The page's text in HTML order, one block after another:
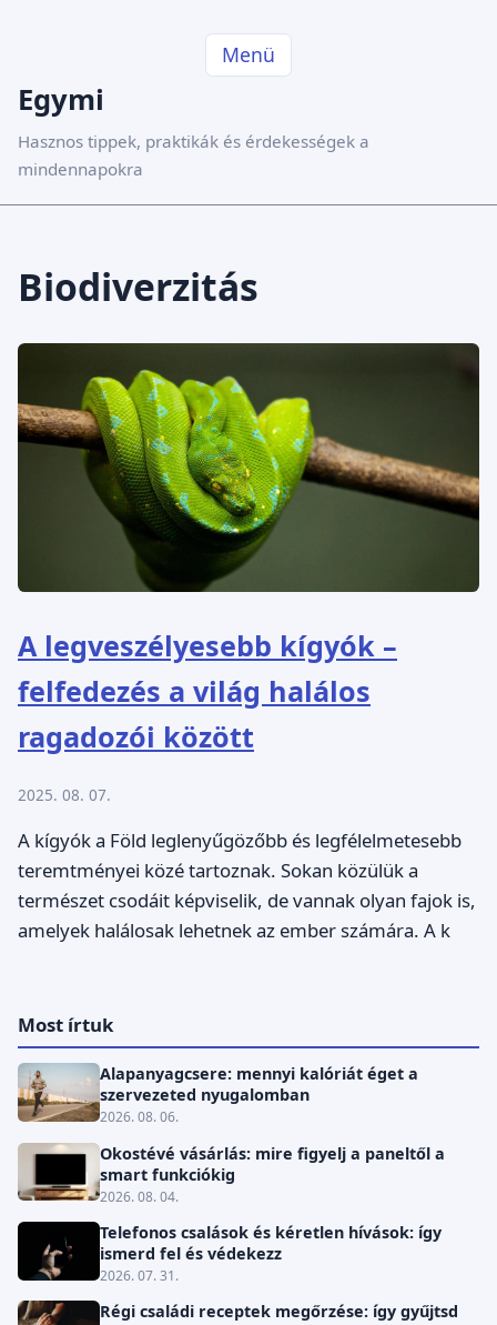
Menü
Egymi
Hasznos tippek, praktikák és érdekességek a
mindennapokra
Biodiverzitás
A legveszélyesebb kígyók –
felfedezés a világ halálos
ragadozói között
2025. 08. 07.
A kígyók a Föld leglenyűgözőbb és legfélelmetesebb
teremtményei közé tartoznak. Sokan közülük a
természet csodáit képviselik, de vannak olyan fajok is,
amelyek halálosak lehetnek az ember számára. A k
Most írtuk
Alapanyagcsere: mennyi kalóriát éget a
szervezeted nyugalomban
2026. 08. 06.
Okostévé vásárlás: mire figyelj a paneltől a
smart funkciókig
2026. 08. 04.
Telefonos csalások és kéretlen hívások: így
ismerd fel és védekezz
2026. 07. 31.
Régi családi receptek megőrzése: így gyűjtsd